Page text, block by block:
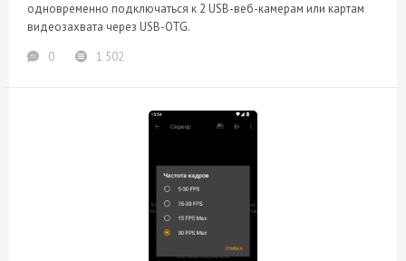
одновременно подключаться к 2 USB-веб-камерам или картам
видеозахвата через USB-OTG.
0
1 502